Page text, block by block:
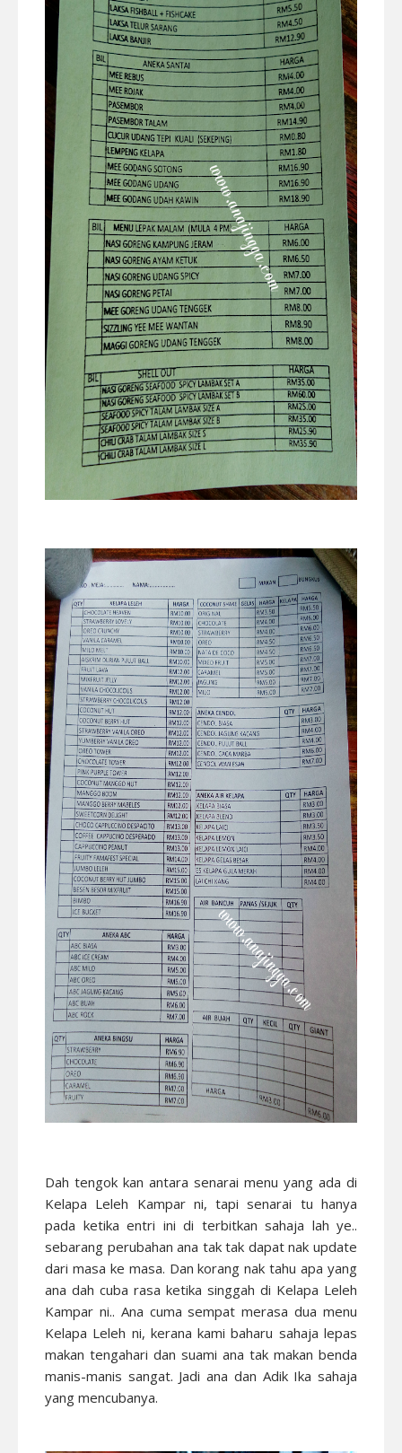
Dah tengok kan antara senarai menu yang ada di
Kelapa Leleh Kampar ni, tapi senarai tu hanya
pada ketika entri ini di terbitkan sahaja lah ye..
sebarang perubahan ana tak tak dapat nak update
dari masa ke masa. Dan korang nak tahu apa yang
ana dah cuba rasa ketika singgah di Kelapa Leleh
Kampar ni.. Ana cuma sempat merasa dua menu
Kelapa Leleh ni, kerana kami baharu sahaja lepas
makan tengahari dan suami ana tak makan benda
manis-manis sangat. Jadi ana dan Adik Ika sahaja
yang mencubanya.